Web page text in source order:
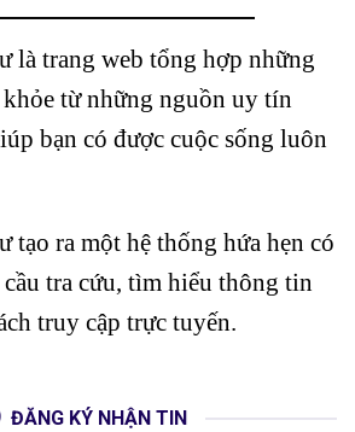
là trang web tổng hợp những
từ những nguồn uy tín
bạn có được cuộc sống luôn
tạo ra một hệ thống hứa hẹn có
tra cứu, tìm hiểu thông tin
truy cập trực tuyến.
ĐĂNG KÝ NHẬN TIN